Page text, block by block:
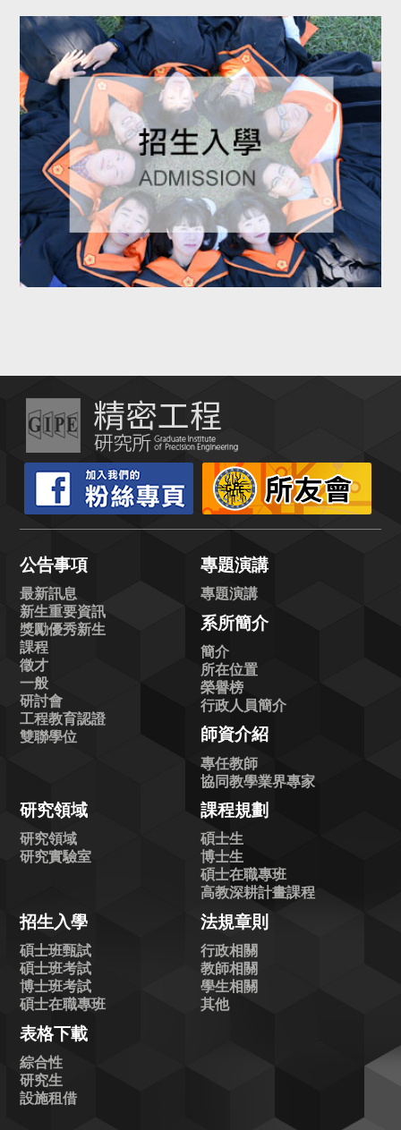
公告事項
最新訊息
新生重要資訊
獎勵優秀新生
課程
徵才
一般
研討會
工程教育認證
雙聯學位
專題演講
專題演講
系所簡介
簡介
所在位置
榮譽榜
行政人員簡介
師資介紹
專任教師
協同教學業界專家
研究領域
研究領域
研究實驗室
課程規劃
碩士生
博士生
碩士在職專班
高教深耕計畫課程
招生入學
碩士班甄試
碩士班考試
博士班考試
碩士在職專班
法規章則
行政相關
教師相關
學生相關
其他
表格下載
綜合性
研究生
設施租借